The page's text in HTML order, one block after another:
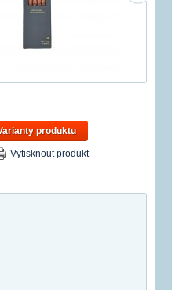
produktu
Vytisknout produkt